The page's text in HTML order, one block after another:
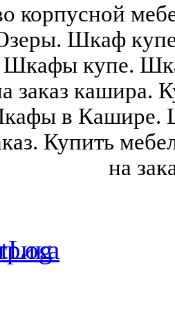
корпусной
Шкаф
Шкафы купе.
заказ кашира.
в Кашире.
Купить
на